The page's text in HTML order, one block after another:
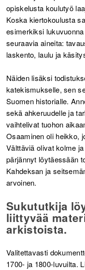
opiskelusta koulutyö
Koska kiertokoulusta
esimerkiksi
seuraavia aineita:
laskento, laulu ja
Näiden lisäksi
katekismukselle, sen
Suomen historialle.
sekä ahkeruudelle ja
vaihtelivat tuohon
Osaaminen oli heikko,
Välttäviä olivat kolme
pärjännyt löytäessään
Kahdeksan ja
arvoinen.
Sukututkija
liittyvää
arkistoista.
Valitettavasti
1700- ja 1800-luvuilta.